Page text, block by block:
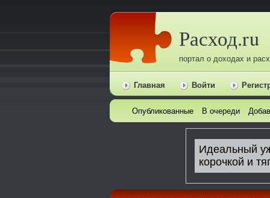
Расход.ru
портал о доходах и
Главная Войти
Опубликованные В очереди